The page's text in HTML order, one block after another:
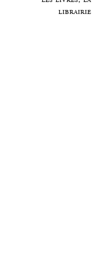
librairie